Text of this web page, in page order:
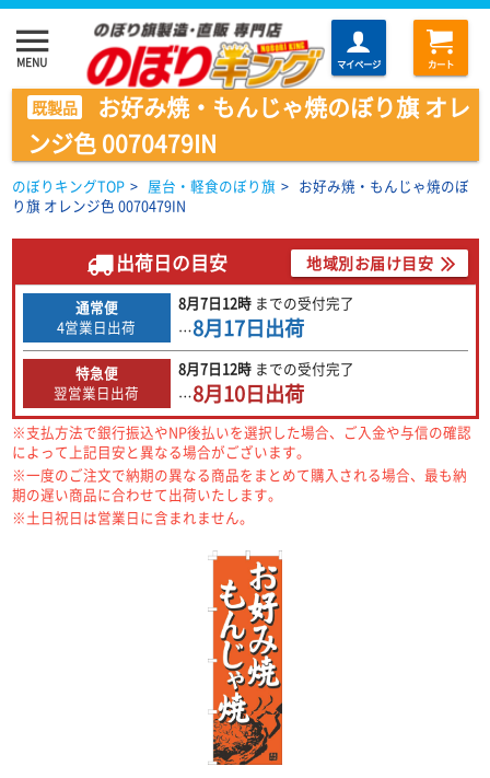
menu
MENU マイページ カート
既製品
お好み焼・もんじゃ焼のぼり旗 オレ
ンジ色 0070479IN
のぼりキングTOP > 屋台・軽食のぼり旗 > お好み焼・もんじゃ焼のぼ
り旗 オレンジ色 0070479IN
出荷日の目安 地域別お届け目安
通常便
4営業日出荷
8月7日12時 までの受付完了
…8月17日出荷
特急便
翌営業日出荷
8月7日12時 までの受付完了
…8月10日出荷
※支払方法で銀行振込やNP後払いを選択した場合、ご入金や与信の確認
によって上記目安と異なる場合がございます。
※一度のご注文で納期の異なる商品をまとめて購入される場合、最も納
期の遅い商品に合わせて出荷いたします。
※土日祝日は営業日に含まれません。